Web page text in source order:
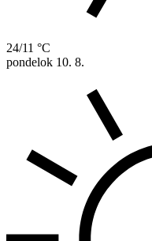
24/11 °C
pondelok 10. 8.